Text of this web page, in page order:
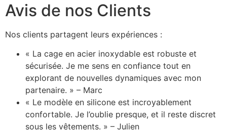
Avis de nos Clients
Nos clients partagent leurs expériences :
« La cage en acier inoxydable est robuste et
sécurisée. Je me sens en confiance tout en
explorant de nouvelles dynamiques avec mon
partenaire. » – Marc
« Le modèle en silicone est incroyablement
confortable. Je l’oublie presque, et il reste discret
sous les vêtements. » – Julien